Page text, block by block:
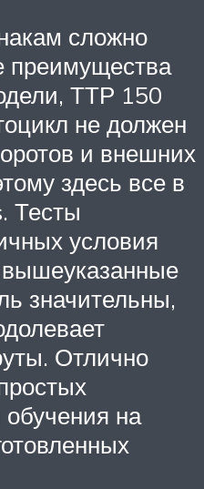
сложно
преимущества
ТТР 150
не должен
и внешних
здесь все в
Тесты
условия
вышеуказанные
значительны,
Отлично
обучения на